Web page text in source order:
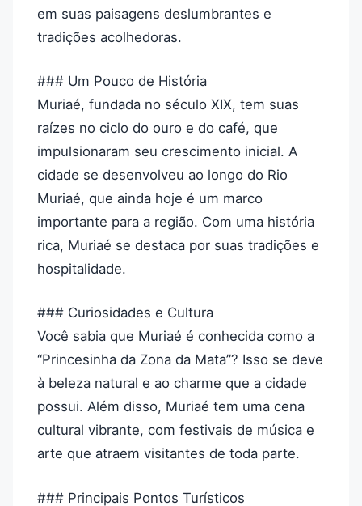
em suas paisagens deslumbrantes e
tradições acolhedoras.
### Um Pouco de História
Muriaé, fundada no século XIX, tem suas
raízes no ciclo do ouro e do café, que
impulsionaram seu crescimento inicial. A
cidade se desenvolveu ao longo do Rio
Muriaé, que ainda hoje é um marco
importante para a região. Com uma história
rica, Muriaé se destaca por suas tradições e
hospitalidade.
### Curiosidades e Cultura
Você sabia que Muriaé é conhecida como a
“Princesinha da Zona da Mata”? Isso se deve
à beleza natural e ao charme que a cidade
possui. Além disso, Muriaé tem uma cena
cultural vibrante, com festivais de música e
arte que atraem visitantes de toda parte.
### Principais Pontos Turísticos